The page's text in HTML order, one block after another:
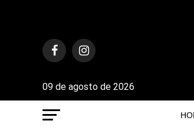
09 de agosto de 2026